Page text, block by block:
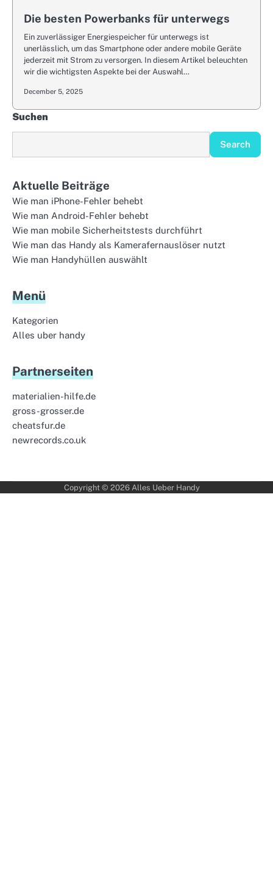
Die besten Powerbanks für unterwegs
Ein zuverlässiger Energiespeicher für unterwegs ist
unerlässlich, um das Smartphone oder andere mobile Geräte
jederzeit mit Strom zu versorgen. In diesem Artikel beleuchten
wir die wichtigsten Aspekte bei der Auswahl…
December 5, 2025
Suchen
Search
Aktuelle Beiträge
Wie man iPhone-Fehler behebt
Wie man Android-Fehler behebt
Wie man mobile Sicherheitstests durchführt
Wie man das Handy als Kamerafernauslöser nutzt
Wie man Handyhüllen auswählt
Menü
Kategorien
Alles uber handy
Partnerseiten
materialien-hilfe.de
gross-grosser.de
cheatsfur.de
newrecords.co.uk
Copyright © 2026 Alles Ueber Handy